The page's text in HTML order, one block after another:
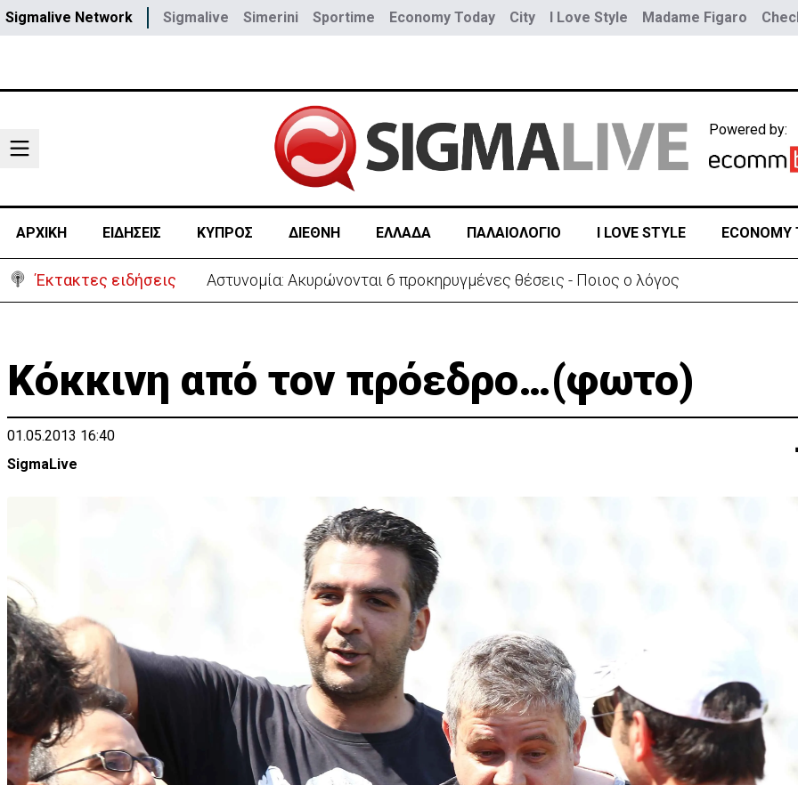
Sigmalive Network Sigmalive Simerini Sportime Economy Today City I Love Style Madame Figaro
Powered by:
ΑΡΧΙΚΗ ΕΙΔΗΣΕΙΣ ΚΥΠΡΟΣ ΔΙΕΘΝΗ ΕΛΛΑΔΑ ΠΑΛΑΙΟΛΟΓΙΟ I LOVE STYLE ECONOMY
Έκτακτες ειδήσεις Πίσω στο ΗΒ για την κηδεία του γιου του ο 37χρονος:«Είναι σε άσχημη κατάσταση»
Κόκκινη από τον πρόεδρο…(φωτο)
01.05.2013 16:40
SigmaLive